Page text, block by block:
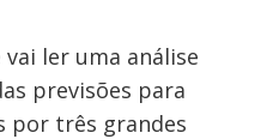
ler uma análise
previsões para
por três grandes